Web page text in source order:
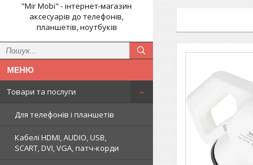
"Mir Mobi" - інтернет-магазин
аксесуарів до телефонів,
планшетів, ноутбуків
Товари та послуги
Для телефонів і планшетів
Кабелі HDMI, AUDIO, USB,
SCART, DVI, VGA, патч-корди